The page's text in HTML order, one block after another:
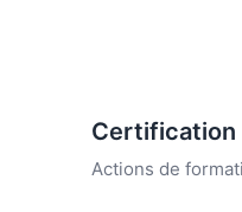
Certification
Actions de